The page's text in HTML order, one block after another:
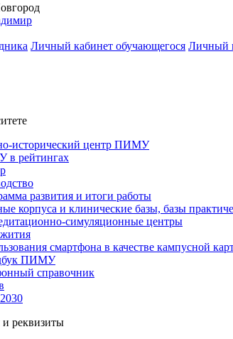
Личный кабинет обучающегося Личный
исторический центр ПИМУ
рейтингах
развития и итоги работы
корпуса и клинические базы, базы
симуляционные центры
смартфона в качестве кампусной
ПИМУ
справочник
реквизиты